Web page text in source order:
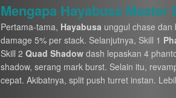
Mengapa Hayabusa
Pertama-tama, Hayabusa unggul chase dan
damage 5% per stack. Selanjutnya, Skill 1
Skill 2 Quad Shadowdash lepaskan 4
shadow, serang mark burst. Selain itu,
cepat. Akibatnya, split push turret instan.